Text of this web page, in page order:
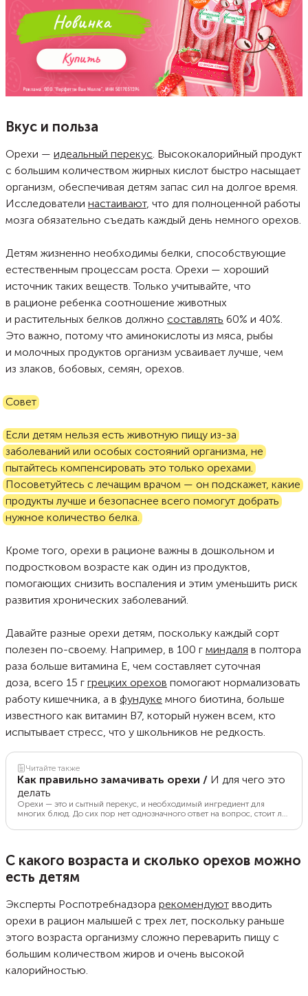
Вкус и польза
Орехи — идеальный перекус. Высококалорийный продукт
с большим количеством жирных кислот быстро насыщает
организм, обеспечивая детям запас сил на долгое время.
Исследователи настаивают, что для полноценной работы
мозга обязательно съедать каждый день немного орехов.
Детям жизненно необходимы белки, способствующие
естественным процессам роста. Орехи — хороший
источник таких веществ. Только учитывайте, что
в рационе ребенка соотношение животных
и растительных белков должно составлять 60% и 40%.
Это важно, потому что аминокислоты из мяса, рыбы
и молочных продуктов организм усваивает лучше, чем
из злаков, бобовых, семян, орехов.
Совет
Если детям нельзя есть животную пищу из-за
заболеваний или особых состояний организма, не
пытайтесь компенсировать это только орехами.
Посоветуйтесь с лечащим врачом — он подскажет, какие
продукты лучше и безопаснее всего помогут добрать
нужное количество белка.
Кроме того, орехи в рационе важны в дошкольном и
подростковом возрасте как один из продуктов,
помогающих снизить воспаления и этим уменьшить риск
развития хронических заболеваний.
Давайте разные орехи детям, поскольку каждый сорт
полезен по-своему. Например, в 100 г миндаля в полтора
раза больше витамина E, чем составляет суточная
доза, всего 15 г грецких орехов помогают нормализовать
работу кишечника, а в фундуке много биотина, больше
известного как витамин B7, который нужен всем, кто
испытывает стресс, что у школьников не редкость.
Читайте также
Как правильно замачивать орехи / И для чего это
делать
Орехи — это и сытный перекус, и необходимый ингредиент для
многих блюд. До сих пор нет однозначного ответ на вопрос, стоит ли
что, оставив орехи на ночь в воде, можно многократно увеличить их
С какого возраста и сколько орехов можно
есть детям
Эксперты Роспотребнадзора рекомендуют вводить
орехи в рацион малышей с трех лет, поскольку раньше
этого возраста организму сложно переварить пищу с
большим количеством жиров и очень высокой
калорийностью.